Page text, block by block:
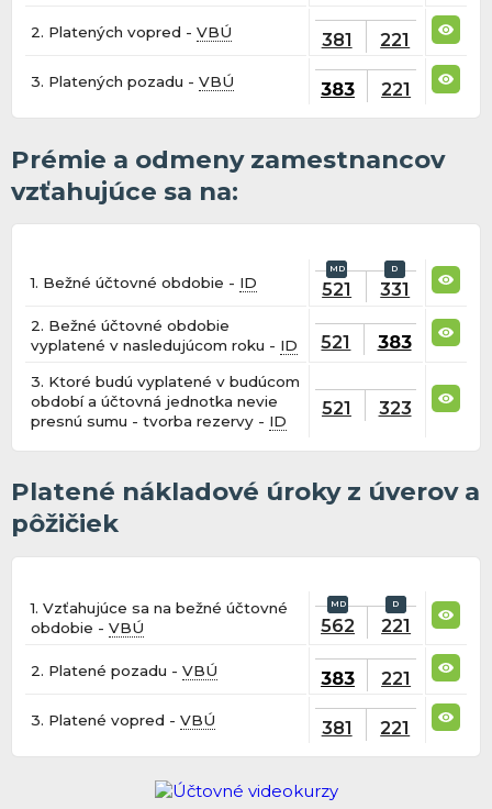
2. Platených vopred -VBÚ 381 221
3. Platených pozadu -VBÚ 383 221
Prémie a odmeny zamestnancov
vzťahujúce sa na:
1. Bežné účtovné obdobie - ID 521 331
2. Bežné účtovné obdobie
vyplatené v nasledujúcom roku - ID 521 383
3. Ktoré budú vyplatené v budúcom
období a účtovná jednotka nevie
presnú sumu - tvorba rezervy - ID
521 323
Platené nákladové úroky z úverov a
pôžičiek
1. Vzťahujúce sa na bežné účtovné
obdobie -VBÚ 562 221
2. Platené pozadu -VBÚ 383 221
3. Platené vopred -VBÚ 381 221